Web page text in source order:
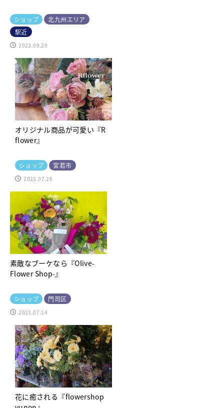
ショップ
北九州エリア
駅近
2023.09.29
オリジナル商品が可愛い『R
flower』
ショップ 宮若市
2023.07.26
素敵なブーケなら『Olive-
Flower Shop-』
ショップ 門司区
2023.07.14
花に癒される『flowershop